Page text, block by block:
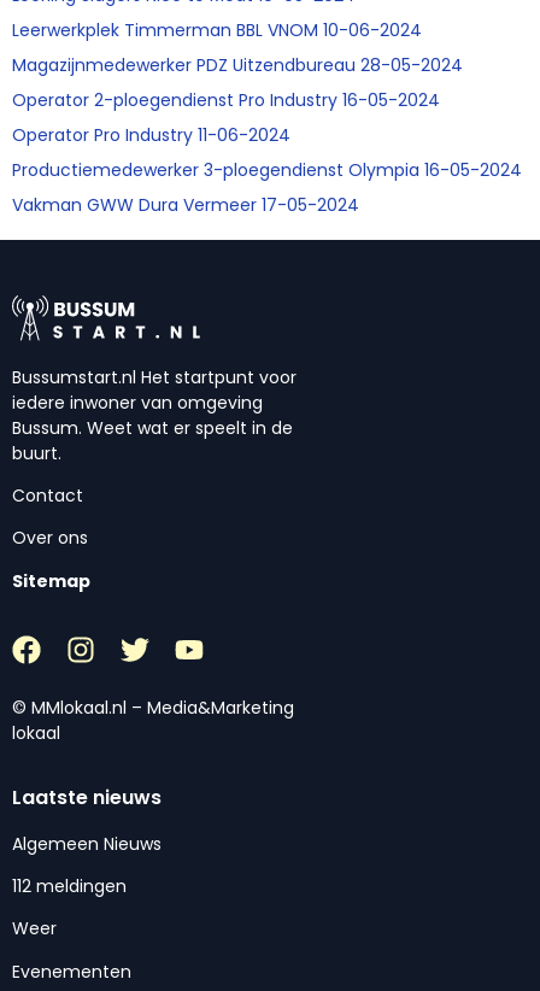
Leerwerkplek Timmerman BBL VNOM 10-06-2024
Magazijnmedewerker PDZ Uitzendbureau 28-05-2024
Operator 2-ploegendienst Pro Industry 16-05-2024
Operator Pro Industry 11-06-2024
Productiemedewerker 3-ploegendienst Olympia 16-05-2024
Vakman GWW Dura Vermeer 17-05-2024
Bussumstart.nl Het startpunt voor
iedere inwoner van omgeving
Bussum. Weet wat er speelt in de
buurt.
Contact
Over ons
Sitemap
© MMlokaal.nl – Media&Marketing
lokaal
Laatste nieuws
Algemeen Nieuws
112 meldingen
Weer
Evenementen